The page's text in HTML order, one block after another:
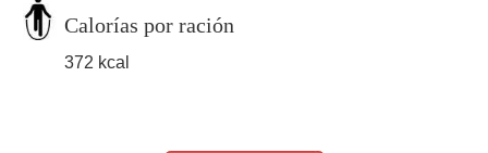
Calorías por ración
372 kcal